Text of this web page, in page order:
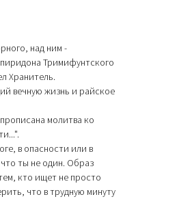
над ним -
Тримифунтского
Хранитель.
вечную жизнь и райское
молитва ко
в опасности или в
ты не один. Образ
кто ищет не просто
что в трудную минуту